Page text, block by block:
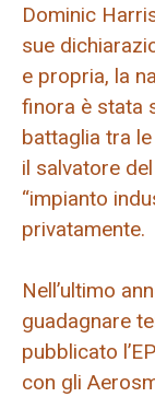
Dominic
sue
e propria, la
finora è stata
battaglia tra
il salvatore
“impianto
privatamente.
Nell’ultimo
guadagnare
pubblicato
con gli